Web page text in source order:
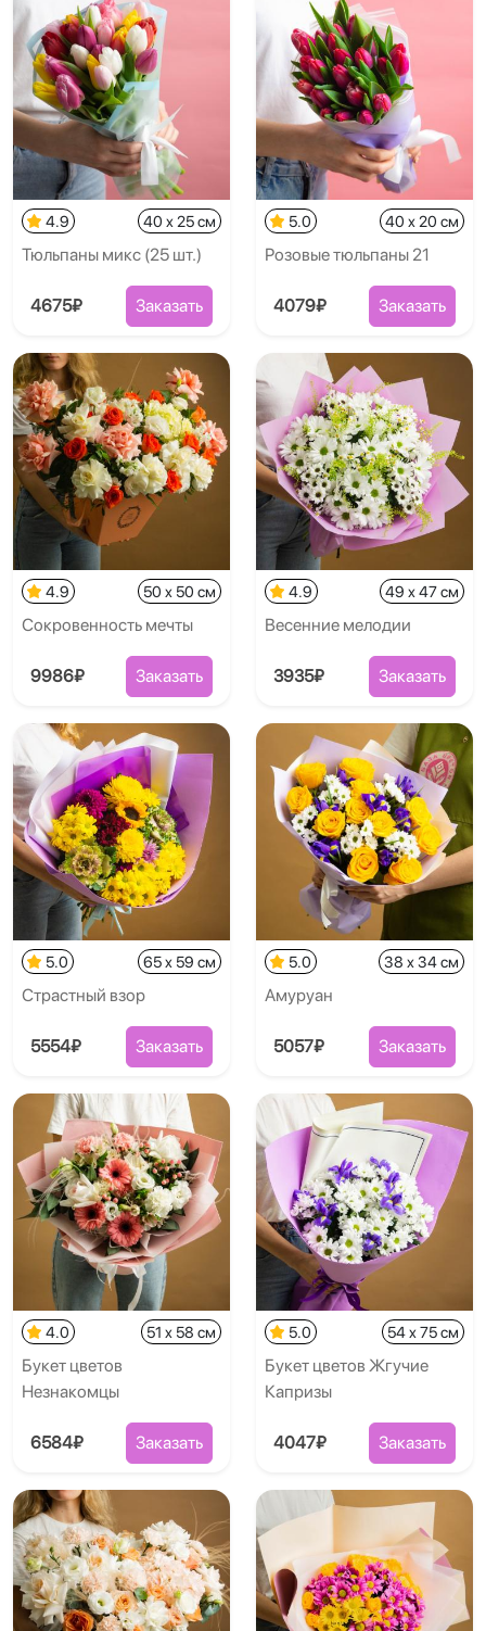
4.9 40 x 25 см
Тюльпаны микс (25 шт.)
4675₽ Заказать
5.0 40 x 20 см
Розовые тюльпаны 21
4079₽ Заказать
4.9 50 x 50 см
Сокровенность мечты
9986₽ Заказать
4.9 49 x 47 см
Весенние мелодии
3935₽ Заказать
5.0 65 x 59 см
Страстный взор
5554₽ Заказать
5.0 38 x 34 см
Амуруан
5057₽ Заказать
4.0 51 x 58 см
Букет цветов
Незнакомцы
6584₽ Заказать
5.0 54 x 75 см
Букет цветов Жгучие
Капризы
4047₽ Заказать